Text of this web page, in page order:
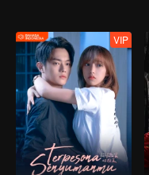
VIP